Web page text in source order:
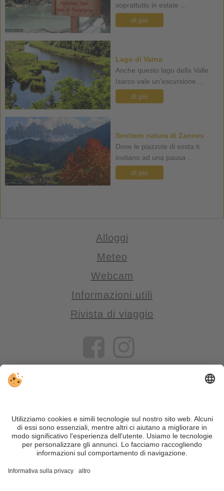
soprattutto in estate ...
di più
Lago di Varna
Anche questo lago della Valle
Isarco vale un'escursione ...
di più
Sentiero natura di Zannes
Dove le piazzole di sosta ti
invitano ad una pausa ...
di più
Alloggi
Meteo
Webcam
Informazioni utili
Rivista di viaggio
VIVOSüdtirol è il portale di viaggio per chi desidera vivere il
Trentino Alto Adige davvero – con consigli autentici, alloggi e
offerte su misura.
Nonostante il lavoro accurato e il costante aggiornamento dei